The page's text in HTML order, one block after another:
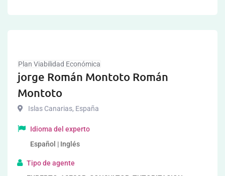
Plan Viabilidad Económica
jorge Román Montoto Román
Montoto
Islas Canarias, España
Idioma del experto
Español | Inglés
Tipo de agente